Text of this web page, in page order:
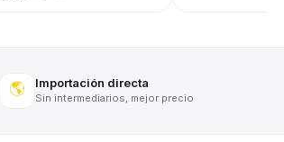
🌎 Importación directa
Sin intermediarios, mejor precio